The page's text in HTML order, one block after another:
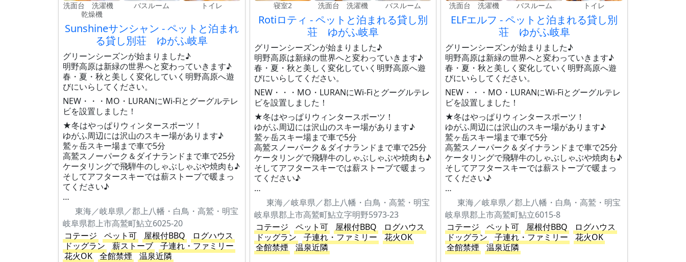
洗面台 洗濯機
乾燥機
バスルーム トイレ
Sunshineサンシャン - ペットと泊まれ
る貸し別荘 ゆがふ岐阜
グリーンシーズンが始まりました♪
明野高原は新緑の世界へと変わっていきます♪
春・夏・秋と美しく変化していく明野高原へ遊
びにいらしてください。
NEW・・・MO・LURANにWi-Fiとグーグルテレ
ビを設置しました！
★冬はやっぱりウィンタースポーツ！
ゆがふ周辺には沢山のスキー場があります♪
鷲ヶ岳スキー場まで車で5分
高鷲スノーパーク＆ダイナランドまで車で25分
ケータリングで飛騨牛のしゃぶしゃぶや焼肉も♪
そしてアフタースキーでは薪ストーブで暖まっ
てください♪
…
東海／岐阜県／郡上八幡・白鳥・高鷲・明宝
岐阜県郡上市高鷲町鮎立6025-20
コテージ
ペット可 屋根付BBQ
ログハウス
ドッグラン
薪ストーブ
子連れ・ファミリー
花火OK
全館禁煙 温泉近隣
寝室2 洗面台 洗濯機 バスルーム
Rotiロティ - ペットと泊まれる貸し別
荘 ゆがふ岐阜
グリーンシーズンが始まりました♪
明野高原は新緑の世界へと変わっていきます♪
春・夏・秋と美しく変化していく明野高原へ遊
びにいらしてください。
NEW・・・MO・LURANにWi-Fiとグーグルテレ
ビを設置しました！
★冬はやっぱりウィンタースポーツ！
ゆがふ周辺には沢山のスキー場があります♪
鷲ヶ岳スキー場まで車で5分
高鷲スノーパーク＆ダイナランドまで車で25分
ケータリングで飛騨牛のしゃぶしゃぶや焼肉も♪
そしてアフタースキーでは薪ストーブで暖まっ
てください♪
…
東海／岐阜県／郡上八幡・白鳥・高鷲・明宝
岐阜県郡上市高鷲町鮎立字明野5973-23
コテージ
ペット可 屋根付BBQ
ログハウス
ドッグラン
子連れ・ファミリー
花火OK
全館禁煙
温泉近隣
洗面台 洗濯機 バスルーム トイレ
ELFエルフ - ペットと泊まれる貸し別
荘 ゆがふ岐阜
グリーンシーズンが始まりました♪
明野高原は新緑の世界へと変わっていきます♪
春・夏・秋と美しく変化していく明野高原へ遊
びにいらしてください。
NEW・・・MO・LURANにWi-Fiとグーグルテレ
ビを設置しました！
★冬はやっぱりウィンタースポーツ！
ゆがふ周辺には沢山のスキー場があります♪
鷲ヶ岳スキー場まで車で5分
高鷲スノーパーク＆ダイナランドまで車で25分
ケータリングで飛騨牛のしゃぶしゃぶや焼肉も♪
そしてアフタースキーでは薪ストーブで暖まっ
てください♪
…
東海／岐阜県／郡上八幡・白鳥・高鷲・明宝
岐阜県郡上市高鷲町鮎立6015-8
コテージ
ペット可 屋根付BBQ
ログハウス
ドッグラン
子連れ・ファミリー
花火OK
全館禁煙
温泉近隣